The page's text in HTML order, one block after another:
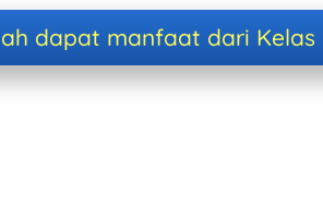
dapat manfaat dari Kelas